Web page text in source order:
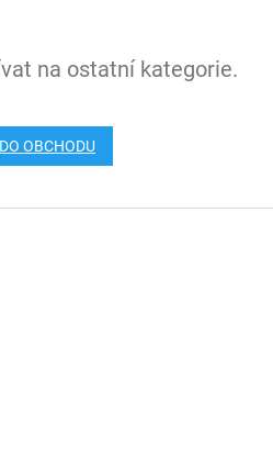
na ostatní kategorie.
OBCHODU